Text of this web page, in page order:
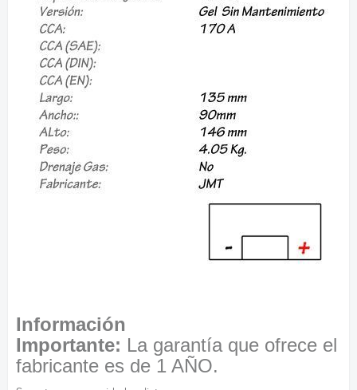
Información
Importante: La garantía que ofrece el
fabricante es de 1 AÑO.